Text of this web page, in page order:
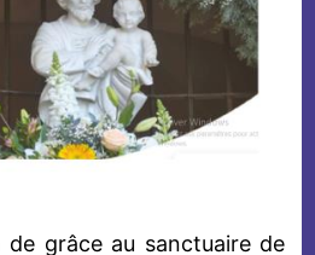
de grâce au sanctuaire de